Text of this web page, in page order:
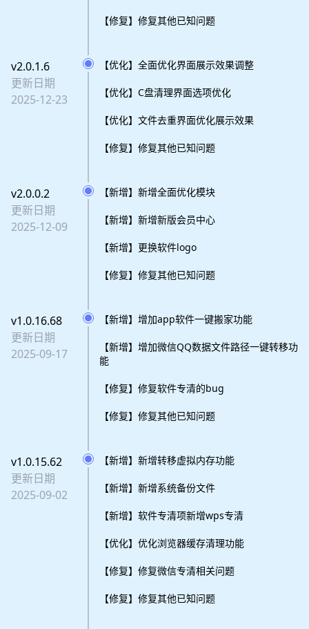
【修复】修复其他已知问题
v2.0.1.6
更新日期
2025-12-23
【优化】全面优化界面展示效果调整
【优化】C盘清理界面选项优化
【优化】文件去重界面优化展示效果
【修复】修复其他已知问题
v2.0.0.2
更新日期
2025-12-09
【新增】新增全面优化模块
【新增】新增新版会员中心
【新增】更换软件logo
【修复】修复其他已知问题
v1.0.16.68
更新日期
2025-09-17
【新增】增加app软件一键搬家功能
【新增】增加微信QQ数据文件路径一键转移功
能
【修复】修复软件专清的bug
【修复】修复其他已知问题
v1.0.15.62
更新日期
2025-09-02
【新增】新增转移虚拟内存功能
【新增】新增系统备份文件
【新增】软件专清项新增wps专清
【优化】优化浏览器缓存清理功能
【修复】修复微信专清相关问题
【修复】修复其他已知问题